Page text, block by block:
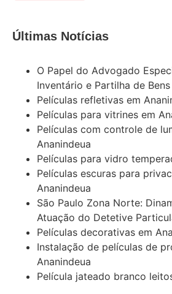
Últimas Notícias
O Papel do Advogado
Inventário e Partilha de Bens
Películas refletivas em
Películas para vitrines em
Películas com controle de
Ananindeua
Películas para vidro
Películas escuras para
Ananindeua
São Paulo Zona Norte:
Atuação do Detetive
Películas decorativas em
Instalação de películas de
Ananindeua
Película jateado branco